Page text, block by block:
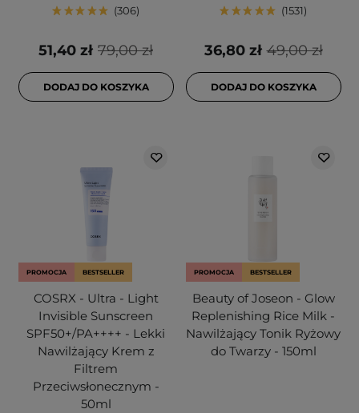
306
79,00 zł
51,40 zł
DODAJ DO KOSZYKA
1531
49,00 zł
36,80 zł
DODAJ DO KOSZYKA
PROMOCJA BESTSELLER
COSRX - Ultra - Light
Invisible Sunscreen
SPF50+/PA++++ - Lekki
Nawilżający Krem z
Filtrem
Przeciwsłonecznym -
50ml
PROMOCJA BESTSELLER
Beauty of Joseon - Glow
Replenishing Rice Milk -
Nawilżający Tonik Ryżowy
do Twarzy - 150ml